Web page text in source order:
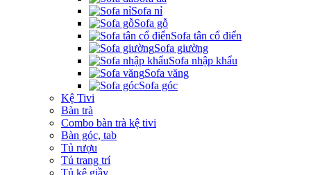
Sofa nỉ
Sofa gỗ
Sofa tân cổ điển
Sofa giường
Sofa nhập khẩu
Sofa văng
Sofa góc
Kệ Tivi
Bàn trà
Combo bàn trà kệ tivi
Bàn góc, tab
Tủ rượu
Tủ trang trí